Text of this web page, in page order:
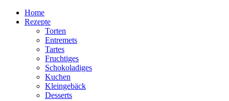
Home
Rezepte
Torten
Entremets
Tartes
Fruchtiges
Schokoladiges
Kuchen
Kleingebäck
Desserts